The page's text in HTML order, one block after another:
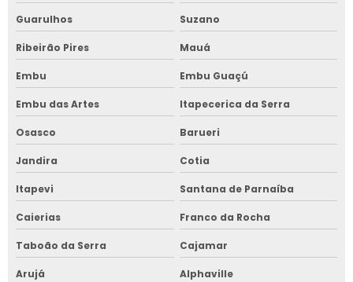
Guarulhos Suzano
Ribeirão Pires Mauá
Embu Embu Guaçú
Embu das Artes Itapecerica da Serra
Osasco Barueri
Jandira Cotia
Itapevi Santana de Parnaíba
Caierias Franco da Rocha
Taboão da Serra Cajamar
Arujá Alphaville